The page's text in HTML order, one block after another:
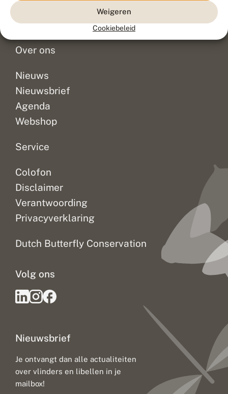
Weigeren
Cookiebeleid
Doneer
Over ons
Nieuws
Nieuwsbrief
Agenda
Webshop
Service
Colofon
Disclaimer
Verantwoording
Privacyverklaring
Dutch Butterfly Conservation
Nieuwsbrief
Je ontvangt dan alle actualiteiten
over vlinders en libellen in je
mailbox!
Volg ons